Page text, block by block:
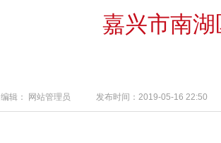
嘉兴市南
编辑： 网站管理员 发布时间：2019-05-16 22:50